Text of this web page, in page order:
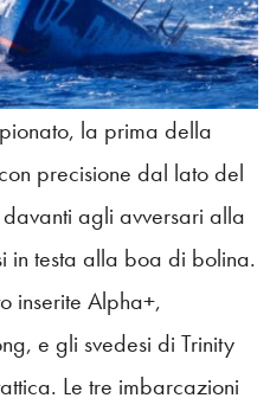
la prima della
precisione dal lato del
agli avversari alla
in testa alla boa di bolina.
inserite Alpha+,
e gli svedesi di Trinity
Le tre imbarcazioni